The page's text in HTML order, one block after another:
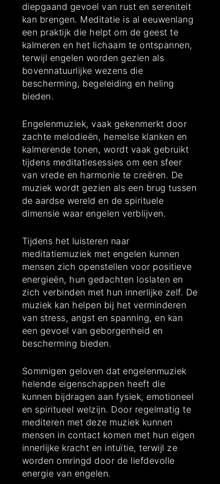
diepgaand gevoel van rust en sereniteit
kan brengen. Meditatie is al eeuwenlang
een praktijk die helpt om de geest te
kalmeren en het lichaam te ontspannen,
terwijl engelen worden gezien als
bovennatuurlijke wezens die
bescherming, begeleiding en heling
bieden.
Engelenmuziek, vaak gekenmerkt door
zachte melodieën, hemelse klanken en
kalmerende tonen, wordt vaak gebruikt
tijdens meditatiesessies om een sfeer
van vrede en harmonie te creëren. De
muziek wordt gezien als een brug tussen
de aardse wereld en de spirituele
dimensie waar engelen verblijven.
Tijdens het luisteren naar
meditatiemuziek met engelen kunnen
mensen zich openstellen voor positieve
energieën, hun gedachten loslaten en
zich verbinden met hun innerlijke zelf. De
muziek kan helpen bij het verminderen
van stress, angst en spanning, en kan
een gevoel van geborgenheid en
bescherming bieden.
Sommigen geloven dat engelenmuziek
helende eigenschappen heeft die
kunnen bijdragen aan fysiek, emotioneel
en spiritueel welzijn. Door regelmatig te
mediteren met deze muziek kunnen
mensen in contact komen met hun eigen
innerlijke kracht en intuïtie, terwijl ze
worden omringd door de liefdevolle
energie van engelen.